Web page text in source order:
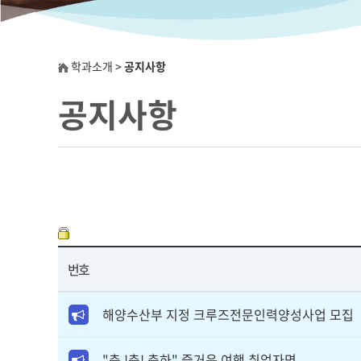
학과소개 >공지사항
공지사항
번호
해양수산부 지정 크루즈전문인력양성사업 모집